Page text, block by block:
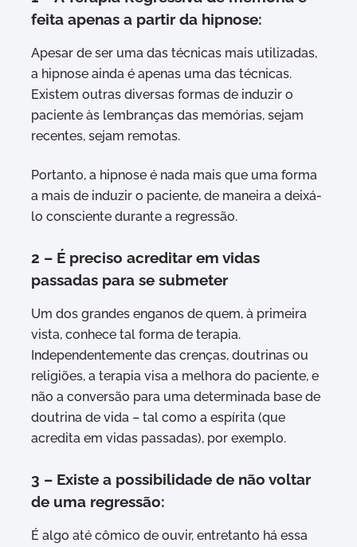
feita apenas a partir da hipnose:
Apesar de ser uma das técnicas mais utilizadas,
a hipnose ainda é apenas uma das técnicas.
Existem outras diversas formas de induzir o
paciente às lembranças das memórias, sejam
recentes, sejam remotas.
Portanto, a hipnose é nada mais que uma forma
a mais de induzir o paciente, de maneira a deixá-
lo consciente durante a regressão.
2 – É preciso acreditar em vidas
passadas para se submeter
Um dos grandes enganos de quem, à primeira
vista, conhece tal forma de terapia.
Independentemente das crenças, doutrinas ou
religiões, a terapia visa a melhora do paciente, e
não a conversão para uma determinada base de
doutrina de vida – tal como a espírita (que
acredita em vidas passadas), por exemplo.
3 – Existe a possibilidade de não voltar
de uma regressão:
É algo até cômico de ouvir, entretanto há essa